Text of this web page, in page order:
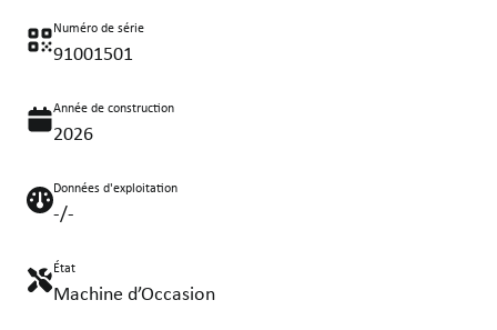
Numéro de série
91001501
Année de construction
2026
Données d'exploitation
-/-
État
Machine d’Occasion